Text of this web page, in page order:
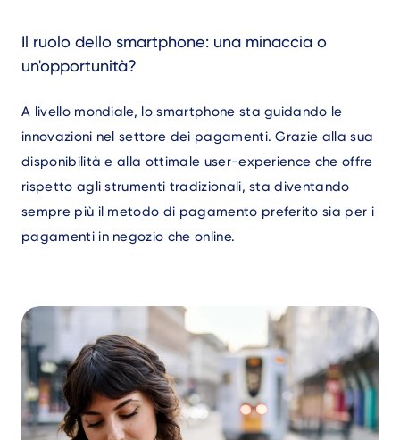
Il ruolo dello smartphone: una minaccia o
un'opportunità?
A livello mondiale, lo smartphone sta guidando le
innovazioni nel settore dei pagamenti. Grazie alla sua
disponibilità e alla ottimale user-experience che offre
rispetto agli strumenti tradizionali, sta diventando
sempre più il metodo di pagamento preferito sia per i
pagamenti in negozio che online.